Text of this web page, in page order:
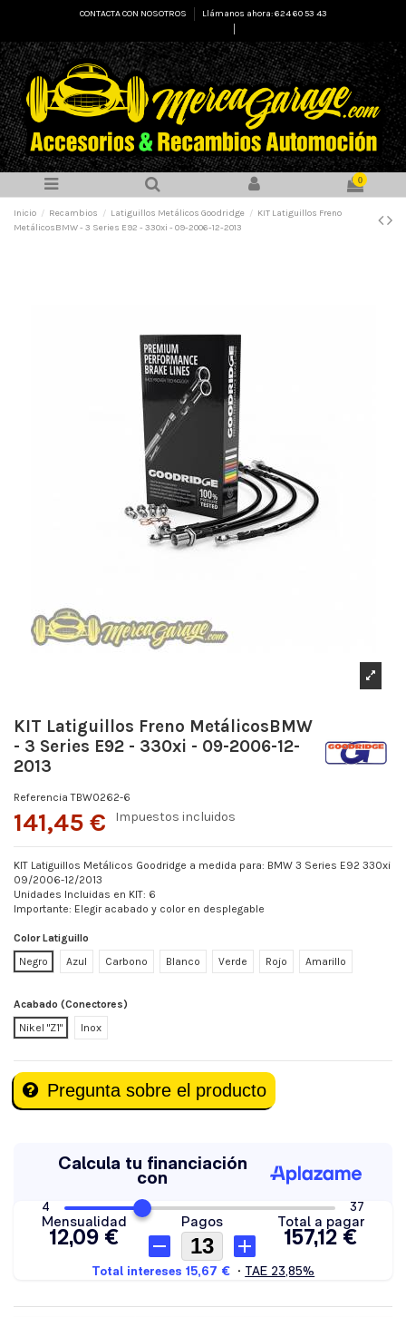
CONTACTA CON NOSOTROS
Llámanos ahora: 624 60 53 43
0
Inicio Recambios Latiguillos Metálicos Goodridge
KIT Latiguillos Freno
MetálicosBMW - 3 Series E92 - 330xi - 09-2006-12-2013
KIT Latiguillos Freno MetálicosBMW
- 3 Series E92 - 330xi - 09-2006-12-
2013
Referencia TBW0262-6
141,45 € Impuestos incluidos
KIT Latiguillos Metálicos Goodridge a medida para: BMW 3 Series E92 330xi
09/2006-12/2013
Unidades Incluidas en KIT: 6
Importante: Elegir acabado y color en desplegable
Color Latiguillo
Negro
Azul Carbono Blanco Verde Rojo Amarillo
Acabado (Conectores)
Nikel "Z1"
Inox
Pregunta sobre el producto